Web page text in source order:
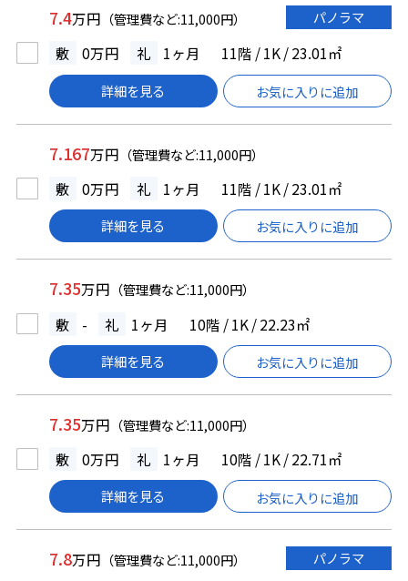
7.4万円 （管理費など:11,000円） パノラマ
敷 0万円 礼 1ヶ月 11階 / 1K / 23.01㎡
詳細を見る お気に入りに追加
7.167万円 （管理費など:11,000円）
敷 0万円 礼 1ヶ月 11階 / 1K / 23.01㎡
詳細を見る お気に入りに追加
7.35万円 （管理費など:11,000円）
敷 - 礼 1ヶ月 10階 / 1K / 22.23㎡
詳細を見る お気に入りに追加
7.35万円 （管理費など:11,000円）
敷 0万円 礼 1ヶ月 10階 / 1K / 22.71㎡
詳細を見る お気に入りに追加
7.8万円 （管理費など:11,000円） パノラマ